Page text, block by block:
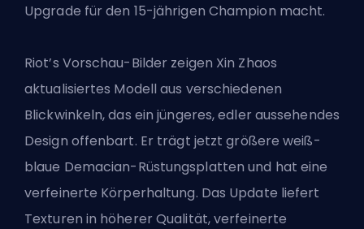
Upgrade für den 15-jährigen Champion macht.
Riot’s Vorschau-Bilder zeigen Xin Zhaos
aktualisiertes Modell aus verschiedenen
Blickwinkeln, das ein jüngeres, edler aussehendes
Design offenbart. Er trägt jetzt größere weiß-
blaue Demacian-Rüstungsplatten und hat eine
verfeinerte Körperhaltung. Das Update liefert
Texturen in höherer Qualität, verfeinerte